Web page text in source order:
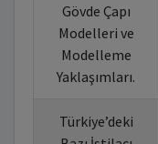
Gövde Çapı
Modelleri ve
Modelleme
Yaklaşımları.
Türkiye’deki